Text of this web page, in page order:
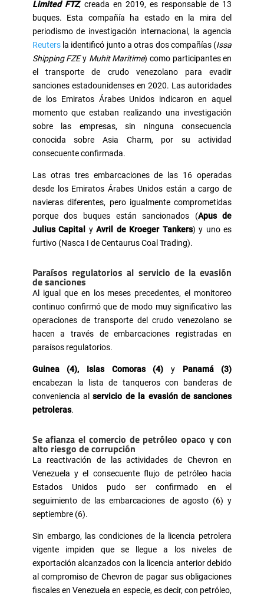
Limited FTZ, creada en 2019, es responsable de 13
buques. Esta compañía ha estado en la mira del
periodismo de investigación internacional, la agencia
Reutersla identificó junto a otras dos compañías (Issa
Shipping FZEy Muhit Maritime) como participantes en
el transporte de crudo venezolano para evadir
sanciones estadounidenses en 2020. Las autoridades
de los Emiratos Árabes Unidos indicaron en aquel
momento que estaban realizando una investigación
sobre las empresas, sin ninguna consecuencia
conocida sobre Asia Charm, por su actividad
consecuente confirmada.
Las otras tres embarcaciones de las 16 operadas
desde los Emiratos Árabes Unidos están a cargo de
navieras diferentes, pero igualmente comprometidas
porque dos buques están sancionados (Apus de
Julius Capital
yAvril de Kroeger Tankers) y uno es
furtivo (Nasca I de Centaurus Coal Trading).
Paraísos regulatorios al servicio de la evasión
de sanciones
Al igual que en los meses precedentes, el monitoreo
continuo confirmó que de modo muy significativo las
operaciones de transporte del crudo venezolano se
hacen a través de embarcaciones registradas en
paraísos regulatorios.
Guinea (4), Islas Comoras (4) y Panamá (3)
encabezan la lista de tanqueros con banderas de
conveniencia alservicio de la evasión de sanciones
petroleras.
Se afianza el comercio de petróleo opaco y con
alto riesgo de corrupción
La reactivación de las actividades de Chevron en
Venezuela y el consecuente flujo de petróleo hacia
Estados Unidos pudo ser confirmado en el
seguimiento de las embarcaciones de agosto (6) y
septiembre (6).
Sin embargo, las condiciones de la licencia petrolera
vigente impiden que se llegue a los niveles de
exportación alcanzados con la licencia anterior debido
al compromiso de Chevron de pagar sus obligaciones
fiscales en Venezuela en especie, es decir, con petróleo,